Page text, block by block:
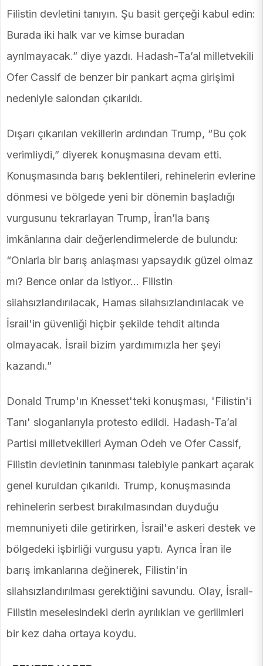
Filistin devletini tanıyın. Şu basit gerçeği kabul edin:
Burada iki halk var ve kimse buradan
ayrılmayacak.” diye yazdı. Hadash-Ta’al milletvekili
Ofer Cassif de benzer bir pankart açma girişimi
nedeniyle salondan çıkarıldı.
Dışarı çıkarılan vekillerin ardından Trump, “Bu çok
verimliydi,” diyerek konuşmasına devam etti.
Konuşmasında barış beklentileri, rehinelerin evlerine
dönmesi ve bölgede yeni bir dönemin başladığı
vurgusunu tekrarlayan Trump, İran’la barış
imkânlarına dair değerlendirmelerde de bulundu:
“Onlarla bir barış anlaşması yapsaydık güzel olmaz
mı? Bence onlar da istiyor... Filistin
silahsızlandırılacak, Hamas silahsızlandırılacak ve
İsrail'in güvenliği hiçbir şekilde tehdit altında
olmayacak. İsrail bizim yardımımızla her şeyi
kazandı.”
Donald Trump'ın Knesset'teki konuşması, 'Filistin'i
Tanı' sloganlarıyla protesto edildi. Hadash-Ta’al
Partisi milletvekilleri Ayman Odeh ve Ofer Cassif,
Filistin devletinin tanınması talebiyle pankart açarak
genel kuruldan çıkarıldı. Trump, konuşmasında
rehinelerin serbest bırakılmasından duyduğu
memnuniyeti dile getirirken, İsrail'e askeri destek ve
bölgedeki işbirliği vurgusu yaptı. Ayrıca İran ile
barış imkanlarına değinerek, Filistin'in
silahsızlandırılması gerektiğini savundu. Olay, İsrail-
Filistin meselesindeki derin ayrılıkları ve gerilimleri
bir kez daha ortaya koydu.